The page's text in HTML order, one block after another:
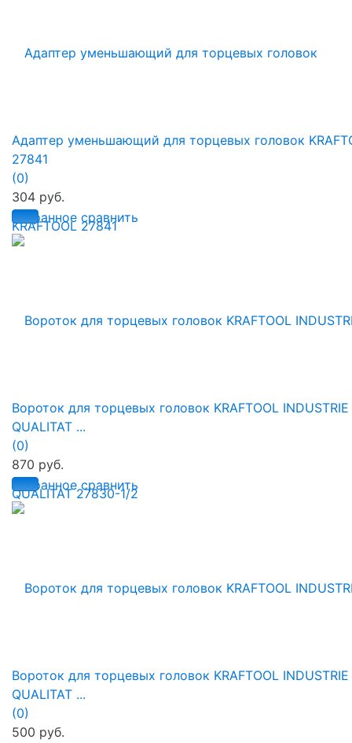
избранное сравнить
Адаптер уменьшающий для торцевых головок
27841
(0)
304 руб.
избранное сравнить
Вороток для торцевых головок KRAFTOOL INDUSTRIE
QUALITAT ...
(0)
870 руб.
Вороток для торцевых головок KRAFTOOL INDUSTRIE
QUALITAT ...
(0)
500 руб.